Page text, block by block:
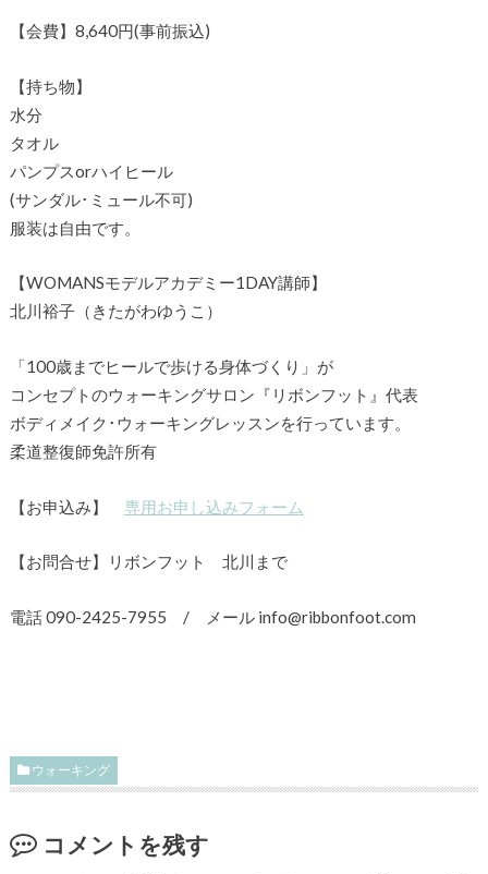
【会費】8,640円(事前振込)
【持ち物】
水分
タオル
パンプスorハイヒール
(サンダル･ミュール不可)
服装は自由です。
【WOMANSモデルアカデミー1DAY講師】
北川裕子（きたがわゆうこ）
「100歳までヒールで歩ける身体づくり」が
コンセプトのウォーキングサロン『リボンフット』代表
ボディメイク･ウォーキングレッスンを行っています。
柔道整復師免許所有
【お申込み】 専用お申し込みフォーム
【お問合せ】リボンフット 北川まで
電話 090-2425-7955 / メール info@ribbonfoot.com
ウォーキング
コメントを残す